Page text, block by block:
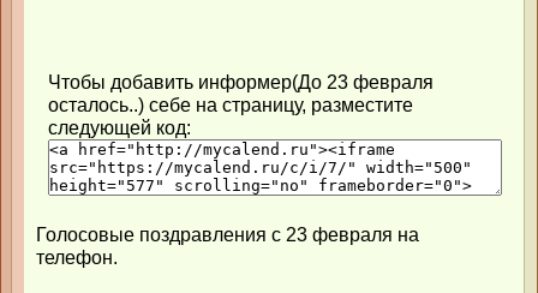
Чтобы добавить информер(До 23 февраля
осталось..) себе на страницу, разместите
следующей код:
Голосовые поздравления с 23 февраля на
телефон.